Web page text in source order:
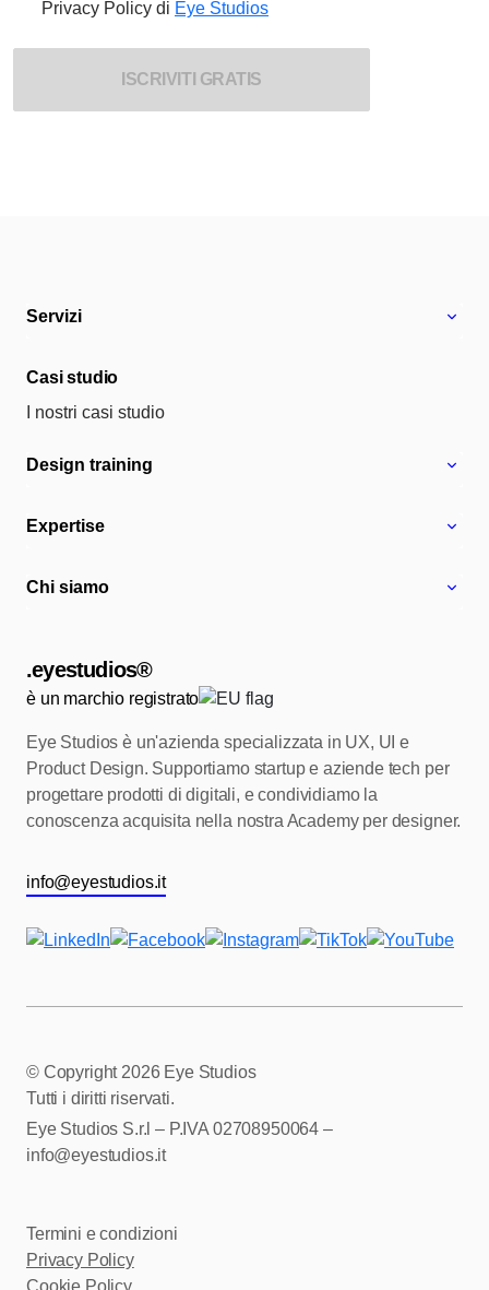
Privacy Policy di Eye Studios
ISCRIVITI GRATIS
Servizi
Casi studio
I nostri casi studio
Design training
Expertise
Chi siamo
.eyestudios®
è un marchio registrato
Eye Studios è un'azienda specializzata in UX, UI e
Product Design. Supportiamo startup e aziende tech per
progettare prodotti di digitali, e condividiamola
conoscenza acquisita nella nostra Academy per designer.
info@eyestudios.it
© Copyright 2026 Eye Studios
Tutti i diritti riservati.
Eye Studios S.r.l – P.IVA 02708950064 –
info@eyestudios.it
Termini e condizioni
Privacy Policy
Cookie Policy